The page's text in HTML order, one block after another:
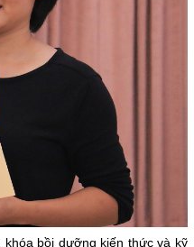
khóa bồi dưỡng kiến thức và kỹ